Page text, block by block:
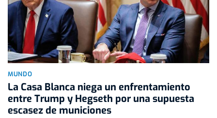
MUNDO
La Casa Blanca niega un enfrentamiento
entre Trump y Hegseth por una supuesta
escasez de municiones